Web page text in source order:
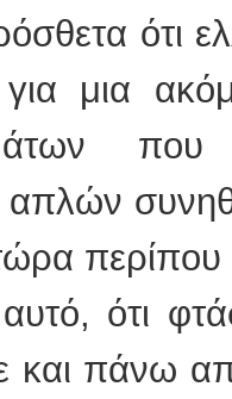
ότι
μια
που
απλών
περίπου
ότι
και πάνω